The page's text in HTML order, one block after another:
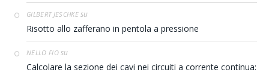
GILBERT JESCHKEsu
Risotto allo zafferano in pentola a pressione
NELLO FIOsu
Calcolare la sezione dei cavi nei circuiti a corrente continua: